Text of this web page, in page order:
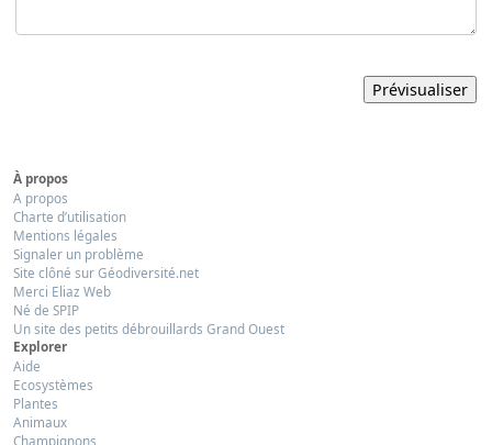
À propos
A propos
Charte d’utilisation
Mentions légales
Signaler un problème
Site clôné sur Géodiversité.net
Merci Eliaz Web
Né de SPIP
Un site des petits débrouillards Grand Ouest
Explorer
Aide
Ecosystèmes
Plantes
Animaux
Champignons